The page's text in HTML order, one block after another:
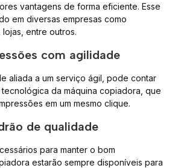
vantagens de forma eficiente. Esse
em diversas empresas como
entre outros.
com agilidade
aliada a um serviço ágil, pode contar
tecnológica da máquina copiadora, que
em um mesmo clique.
de qualidade
para manter o bom
estarão sempre disponíveis para